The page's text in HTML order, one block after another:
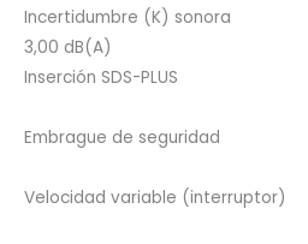
Incertidumbre (K) sonora
3,00 dB(A)
Inserción SDS-PLUS
Embrague de seguridad
Velocidad variable (interruptor)